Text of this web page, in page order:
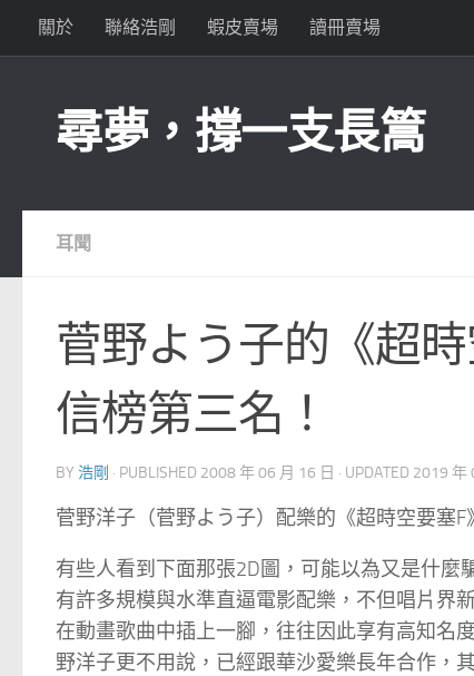
Skip to content
關於 聯絡浩剛 蝦皮賣場 讀冊賣場
尋夢，撐一支長篙
耳聞
菅野よう子的《超
信榜第三名！
BY 浩剛 · PUBLISHED 2008 年 06 月 16 日 · UPDATED 2019 年
菅野洋子（菅野よう子）配樂的《超時空要塞F
有些人看到下面那張2D圖，可能以為又是什
有許多規模與水準直逼電影配樂，不但唱片界
在動畫歌曲中插上一腳，往往因此享有高知名
野洋子更不用說，已經跟華沙愛樂長年合作，